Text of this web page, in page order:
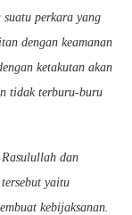
suatu perkara yang
dengan keamanan
ketakutan akan
tidak terburu-buru
dan
yaitu
kebijaksanan.